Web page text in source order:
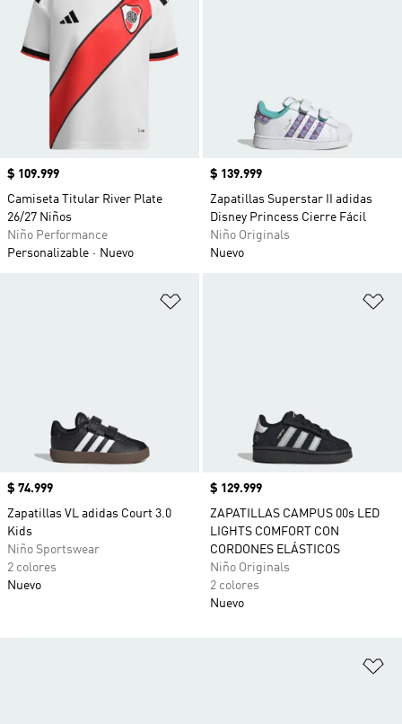
Precio
$ 109.999
Camiseta Titular River Plate
26/27 Niños
Niño Performance
Personalizable
Nuevo
Precio
$ 139.999
Zapatillas Superstar II adidas
Disney Princess Cierre Fácil
Niño Originals
Nuevo
Precio
$ 74.999
Zapatillas VL adidas Court 3.0
Kids
Niño Sportswear
2 colores
Nuevo
Precio
$ 129.999
ZAPATILLAS CAMPUS 00s LED
LIGHTS COMFORT CON
CORDONES ELÁSTICOS
Niño Originals
2 colores
Nuevo